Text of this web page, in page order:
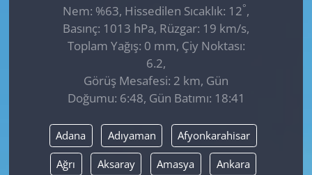
Nem: %63, Hissedilen Sıcaklık: 12°,
Basınç: 1013 hPa, Rüzgar: 19 km/s,
Toplam Yağış: 0 mm, Çiy Noktası:
6.2,
Görüş Mesafesi: 2 km, Gün
Doğumu: 6:48, Gün Batımı: 18:41
Adana Adıyaman Afyonkarahisar
Ağrı Aksaray Amasya Ankara